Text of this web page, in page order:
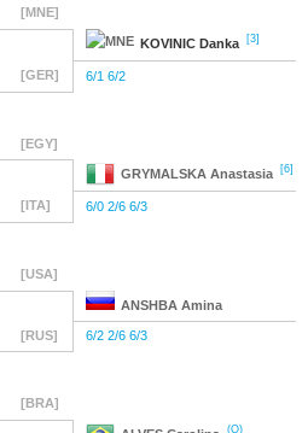
[MNE]
KOVINIC Danka [3]
[GER] 6/1 6/2
[EGY]
GRYMALSKA Anastasia [6]
[ITA] 6/0 2/6 6/3
[USA]
ANSHBA Amina
[RUS] 6/2 2/6 6/3
[BRA]
(Q)